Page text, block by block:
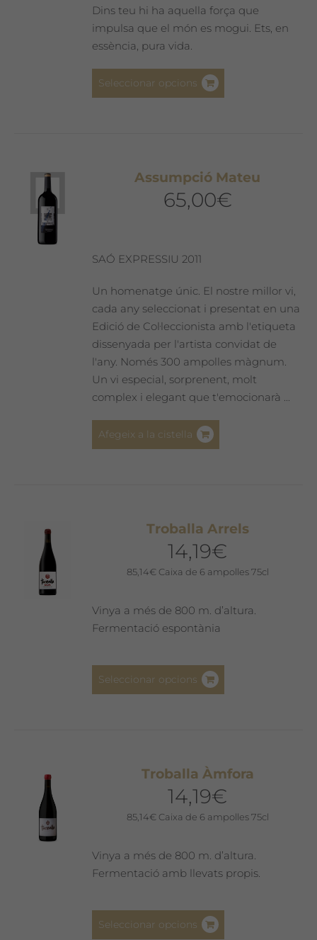
Dins teu hi ha aquella força que
impulsa que el món es mogui. Ets, en
essència, pura vida.
Seleccionar opcions
opcions
pàgina
del
producte
Assumpció Mateu
65,00€
SAÓ EXPRESSIU 2011
Un homenatge únic. El nostre millor vi,
cada any seleccionat i presentat en una
Edició de Col·leccionista amb l'etiqueta
dissenyada per l'artista convidat de
l'any. Només 300 ampolles màgnum.
Un vi especial, sorprenent, molt
complex i elegant que t'emocionarà ...
Afegeix a la cistella
Troballa Arrels
14,19€
85,14€ Caixa de 6 ampolles 75cl
Vinya a més de 800 m. d’altura.
Fermentació espontània
Seleccionar opcions
opcions
poden
a
la
Troballa Àmfora
14,19€
85,14€ Caixa de 6 ampolles 75cl
Vinya a més de 800 m. d’altura.
Fermentació amb llevats propis.
Seleccionar opcions